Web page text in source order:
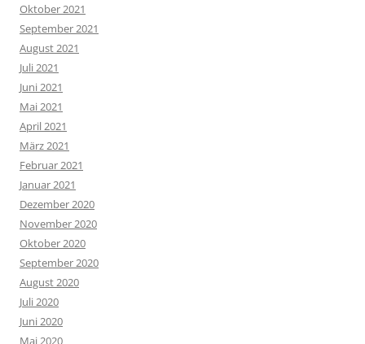
Oktober 2021
September 2021
August 2021
Juli 2021
Juni 2021
Mai 2021
April 2021
März 2021
Februar 2021
Januar 2021
Dezember 2020
November 2020
Oktober 2020
September 2020
August 2020
Juli 2020
Juni 2020
Mai 2020